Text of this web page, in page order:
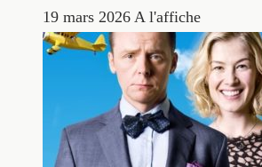
19 mars 2026 A l'affiche